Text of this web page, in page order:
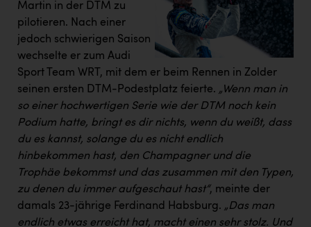
Martin in der DTM zu
pilotieren. Nach einer
jedoch schwierigen Saison
wechselte er zum Audi
Sport Team WRT, mit dem er beim Rennen in Zolder
seinen ersten DTM-Podestplatz feierte. „Wenn man in
so einer hochwertigen Serie wie der DTM noch kein
Podium hatte, bringt es dir nichts, wenn du weißt, dass
du es kannst, solange du es nicht endlich
hinbekommen hast, den Champagner und die
Trophäe bekommst und das zusammen mit den Typen,
zu denen du immer aufgeschaut hast“, meinte der
damals 23-jährige Ferdinand Habsburg. „Das man
endlich etwas erreicht hat, macht einen sehr stolz. Und